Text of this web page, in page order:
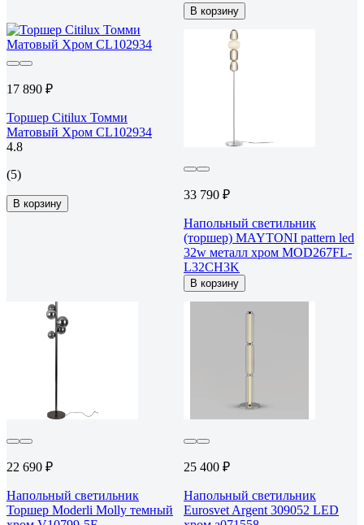
В корзину
17 890 ₽
Торшер Citilux Томми
Матовый Хром CL102934
4.8
(5)
В корзину
33 790 ₽
Напольный светильник
(торшер) MAYTONI pattern led
32w металл хром MOD267FL-
L32CH3K
В корзину
22 690 ₽
Напольный светильник
Торшер Moderli Molly темный
25 400 ₽
Напольный светильник
Eurosvet Argent 309052 LED